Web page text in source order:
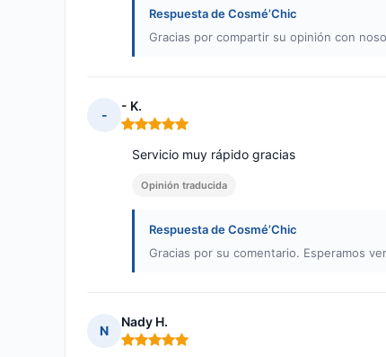
Respuesta de Cosmé’Chic
Gracias por compartir su opinión con
-
- K.
Nota: 5 de 5
Servicio muy rápido gracias
Opinión traducida
Respuesta de Cosmé’Chic
Gracias por su comentario. Esperamos
N
Nady H.
Nota: 5 de 5